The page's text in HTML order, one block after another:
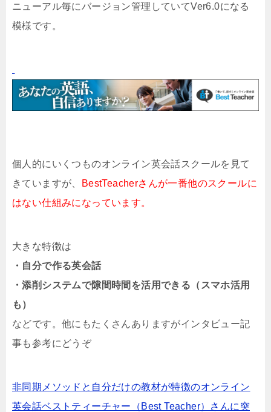
ニューアル毎にバージョン管理していてVer6.0になる
模様です。
個人的にいくつものオンライン英会話スクールを見て
きていますが、
BestTeacherさんが一番他のスクールに
はない仕組みになっています。
大きな特徴は
・自分で作る英会話
・添削システムで隙間時間を活用できる（スマホ活用
も）
などです。他にもたくさんありますがインタビュー記
事も参考にどうぞ
非同期メソッドと自分だけの教材が特徴のオンライン
英会話ベストティーチャー（Best Teacher）さんに突